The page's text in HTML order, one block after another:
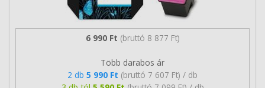
6 990 Ft (bruttó 8 877 Ft)
Több darabos ár
2 db 5 990 Ft (bruttó 7 607 Ft) / db